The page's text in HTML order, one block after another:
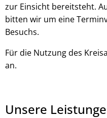
zur Einsicht bereitsteht.
bitten wir um eine
Besuchs.
Für die Nutzung des
an.
Unsere